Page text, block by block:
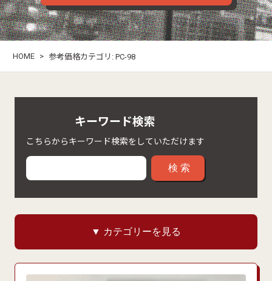
HOME > 参考価格カテゴリ:PC-98
キーワード検索
こちらからキーワード検索をしていただけます
検索
▼ カテゴリーを見る